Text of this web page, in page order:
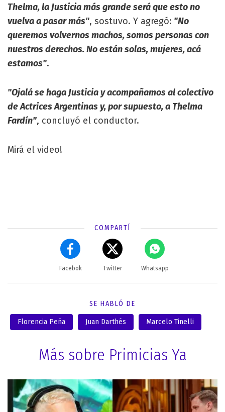
Thelma, la Justicia más grande será que esto no
vuelva a pasar más", sostuvo. Y agregó: "No
queremos volvernos machos, somos personas con
nuestros derechos. No están solas, mujeres, acá
estamos".
"Ojalá se haga Justicia y acompañamos al colectivo
de Actrices Argentinas y, por supuesto, a Thelma
Fardín", concluyó el conductor.
Mirá el video!
COMPARTÍ
Facebok Twitter Whatsapp
SE HABLÓ DE
Florencia Peña Juan Darthés Marcelo Tinelli
Más sobre Primicias Ya